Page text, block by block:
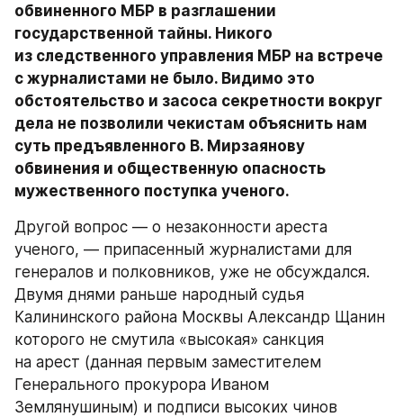
обвиненного МБР в разглашении
государственной тайны. Никого
из следственного управления МБР на встрече
с журналистами не было. Видимо это
обстоятельство и засоса секретности вокруг
дела не позволили чекистам объяснить нам
суть предъявленного В. Мирзаянову
обвинения и общественную опасность
мужественного поступка ученого.
Другой вопрос — о незаконности ареста
ученого, — припасенный журналистами для
генералов и полковников, уже не обсуждался.
Двумя днями раньше народный судья
Калининского района Москвы Александр Щанин
которого не смутила «высокая» санкция
на арест (данная первым заместителем
Генерального прокурора Иваном
Землянушиным) и подписи высоких чинов